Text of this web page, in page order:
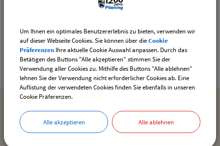
Gemeinde Pliening
Geltinger Str. 18
85652 Pliening
MEHR ENTDECKEN
Inhaltsverzeichnis
Um Ihnen ein optimales Benutzererlebnis zu bieten, verwenden wir
auf dieser Webseite Cookies. Sie können über dieCookie
Präferenzen Ihre aktuelle Cookie Auswahl anpassen. Durch das
Betätigen des Buttons "Alle akzeptieren" stimmen Sie der
Verwendung aller Cookies zu. Mithilfe des Buttons "Alle ablehnen"
lehnen Sie der Verwendung nicht erforderlicher Cookies ab. Eine
Auflistung der verwendeten Cookies finden Sie ebenfalls in unseren
Cookie Präferenzen.
Alle akzeptieren Alle ablehnen